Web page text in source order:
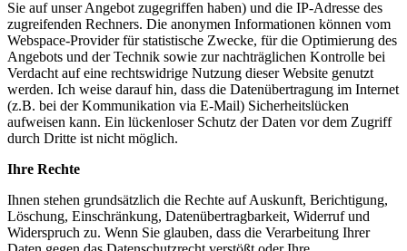
Sie auf unser Angebot zugegriffen haben) und die IP-Adresse des
zugreifenden Rechners. Die anonymen Informationen können vom
Webspace-Provider für statistische Zwecke, für die Optimierung des
Angebots und der Technik sowie zur nachträglichen Kontrolle bei
Verdacht auf eine rechtswidrige Nutzung dieser Website genutzt
werden. Ich weise darauf hin, dass die Datenübertragung im Internet
(z.B. bei der Kommunikation via E-Mail) Sicherheitslücken
aufweisen kann. Ein lückenloser Schutz der Daten vor dem Zugriff
durch Dritte ist nicht möglich.
Ihre Rechte
Ihnen stehen grundsätzlich die Rechte auf Auskunft, Berichtigung,
Löschung, Einschränkung, Datenübertragbarkeit, Widerruf und
Widerspruch zu. Wenn Sie glauben, dass die Verarbeitung Ihrer